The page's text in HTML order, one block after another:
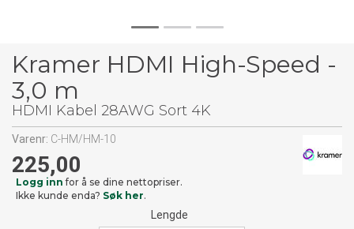
Kramer HDMI High-Speed -
3,0 m
HDMI Kabel 28AWG Sort 4K
Varenr: C-HM/HM-10
225,00
Logg inn for å se dine nettopriser.
Ikke kunde enda? Søk her.
Lengde